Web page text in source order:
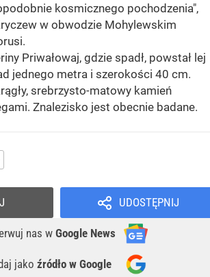
kosmicznego pochodzenia",
w obwodzie Mohylewskim
Priwałowaj, gdzie spadł, powstał lej
jednego metra i szerokości 40 cm.
srebrzysto-matowy kamień
Znalezisko jest obecnie badane.
UDOSTĘPNIJ
nas w Google News
jako źródło w Google